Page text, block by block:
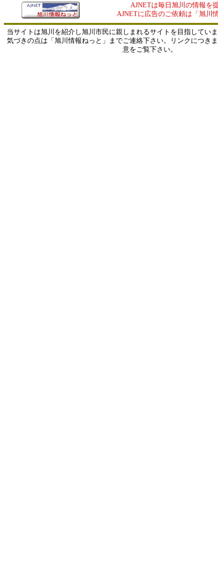
AJNETは毎日旭川の情報を
AJNETに広告のご依頼は「旭川
当サイトは旭川を紹介し旭川市民に親しまれるサイトを目指してい
気づきの点は「旭川情報ねっと」までご連絡下さい。リンクにつき
意をご覧下さい。